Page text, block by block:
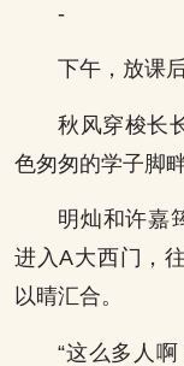
-
下午，放课后
秋风穿梭长
色匆匆的学子脚畔
明灿和许嘉
进入A大西门，
以晴汇合。
“这么多人